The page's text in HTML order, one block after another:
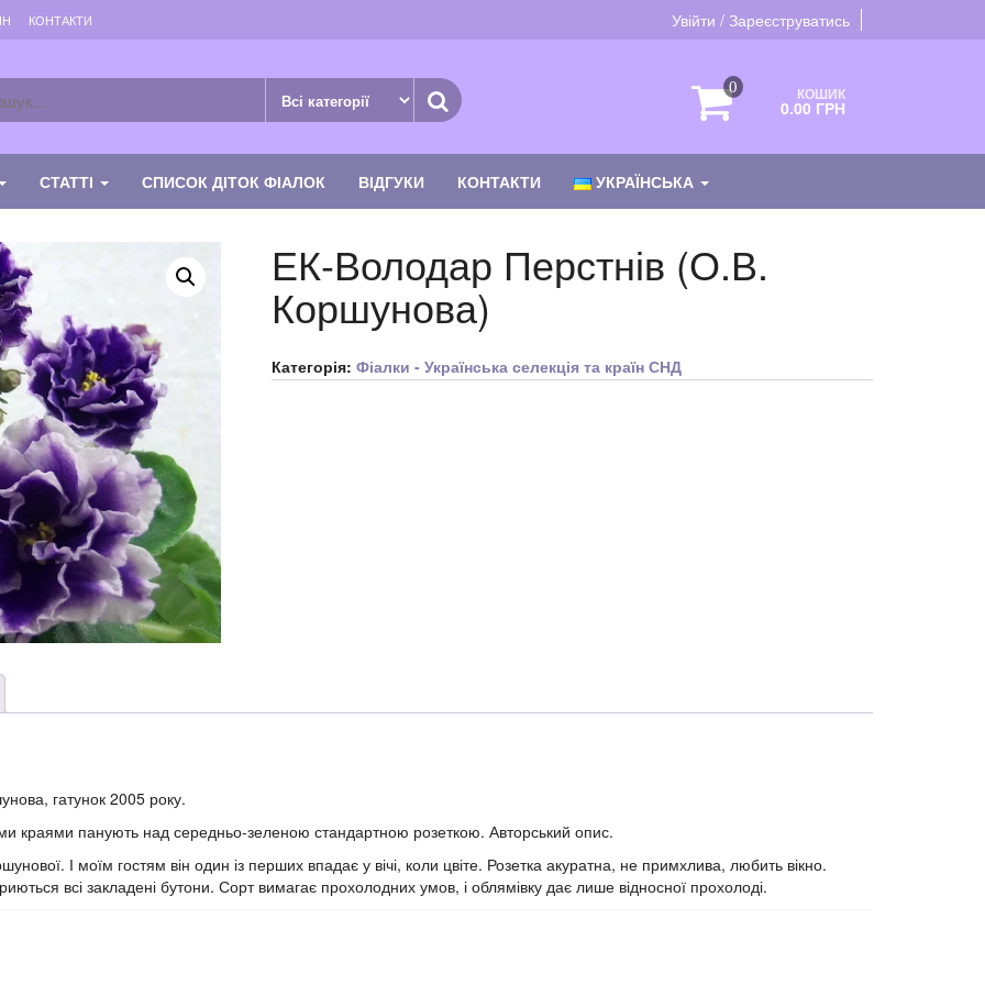
Увійти / Зареєструватись
КОНТАКТИ
0 КОШИК
0.00 ГРН
СТАТТІ СПИСОК ДІТОК ФІАЛОК ВІДГУКИ КОНТАКТИ УКРАЇНСЬКА
ЕК-Володар Перстнів (О.В.
Коршунова)
Категорія: Фіалки - Українська селекція та країн СНД
гатунок 2005 року.
краями панують над середньо-зеленою стандартною розеткою. Авторський опис.
І моїм гостям він один із перших впадає у вічі, коли цвіте. Розетка акуратна, не примхлива, любить вікно.
всі закладені бутони. Сорт вимагає прохолодних умов, і облямівку дає лише відносної прохолоді.